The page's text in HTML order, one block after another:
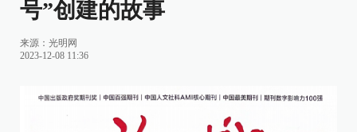
号”创建的故事
来源： 光明网
2023-12-08 11:36